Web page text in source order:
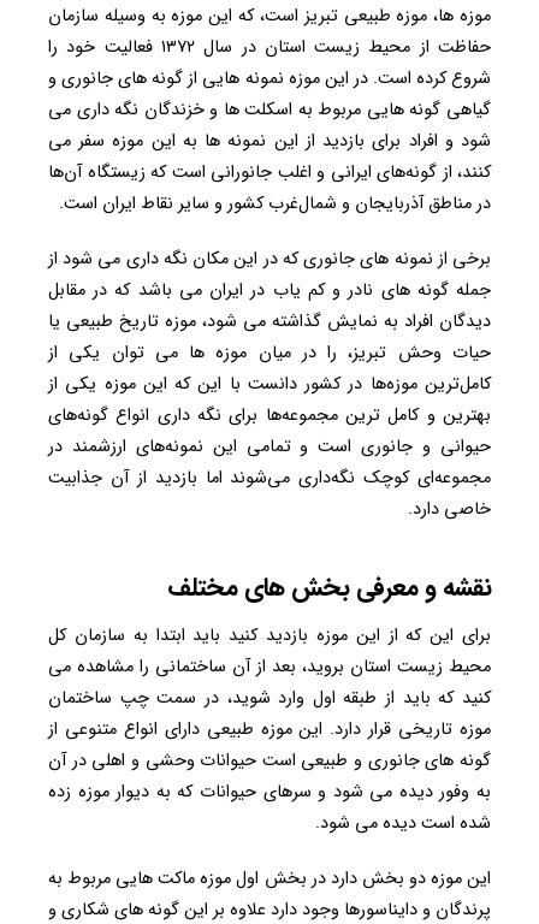
موزه ها، موزه طبیعی تبریز است، که این موزه به وسیله سازمان
حفاظت از محیط زیست استان در سال ۱۳۷۲ فعالیت خود را
شروع کرده است. در این موزه نمونه هایی از گونه های جانوری و
گیاهی گونه هایی مربوط به اسکلت ها و خزندگان نگه داری می
شود و افراد برای بازدید از این نمونه ها به این موزه سفر می
کنند، از گونه‌های ایرانی و اغلب جانورانی است که زیستگاه‌ آن‌ها
در مناطق آذربایجان و شمال‌غرب کشور و سایر نقاط ایران است.
برخی از نمونه های جانوری که در این مکان نگه داری می شود از
جمله گونه های نادر و کم یاب در ایران می باشد که در مقابل
دیدگان افراد به نمایش گذاشته می شود، موزه تاریخ طبیعی یا
حیات وحش تبریز، را در میان موزه ها می توان یکی از
کامل‌ترین موزه‌ها در کشور دانست با این که این موزه یکی از
بهترین و کامل‌ ترین مجموعه‌ها برای نگه‌ داری انواع گونه‌های
حیوانی و جانوری است و تمامی این نمونه‌های ارزشمند در
مجموعه‌ای کوچک نگه‌داری می‌شوند اما بازدید از آن جذابیت
خاصی دارد.
نقشه و معرفی بخش های مختلف
برای این که از این موزه بازدید کنید باید ابتدا به سازمان کل
محیط زیست استان بروید، بعد از آن ساختمانی را مشاهده می
کنید که باید از طبقه اول وارد شوید، در سمت چپ ساختمان
موزه تاریخی قرار دارد. این موزه طبیعی دارای انواع متنوعی از
گونه های جانوری و طبیعی است حیوانات وحشی و اهلی در آن
به وفور دیده می شود و سرهای حیوانات که به دیوار موزه زده
شده است دیده می شود.
این موزه دو بخش دارد در بخش اول موزه ماکت هایی مربوط به
پرندگان و دایناسورها وجود دارد علاوه بر این گونه های شکاری و